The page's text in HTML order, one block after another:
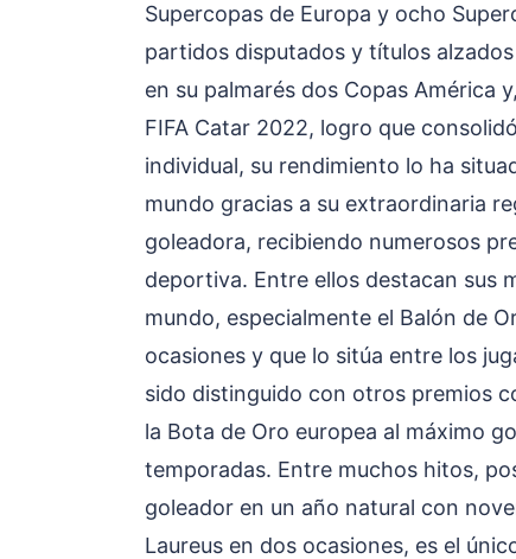
Supercopas de Europa y ocho
partidos disputados y títulos
en su palmarés dos Copas América
FIFA Catar 2022, logro que
individual, su rendimiento lo ha
mundo gracias a su extraordinaria
goleadora, recibiendo numerosos
deportiva. Entre ellos destacan sus
mundo, especialmente el Balón de
ocasiones y que lo sitúa entre los
sido distinguido con otros premios
la Bota de Oro europea al máximo
temporadas. Entre muchos hitos,
goleador en un año natural con
Laureus en dos ocasiones, es el